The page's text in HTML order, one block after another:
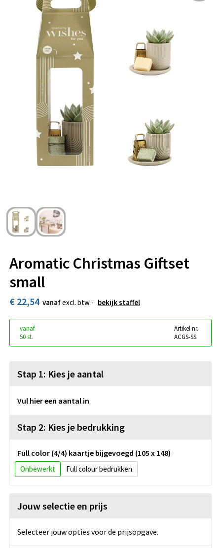
Arm- en handbescherming
Ademhalingsbescherming
Gehoorbescherming
Oog- en gelaatsbescherming
Hoofdbescherming
Broeken en Rokken
Aromatic Christmas Giftset
small
€ 22,54 vanafexcl. btw - bekijk staffel
vanaf
50 st.
Artikel nr.
ACGS-SS
Stap 1: Kies je aantal
Vul hier een aantal in
Stap 2: Kies je bedrukking
Full color (4/4) kaartje bijgevoegd (105 x 148)
Onbewerkt Full colour
Jouw selectie en prijs
Selecteer jouw opties voor de prijsopgave.